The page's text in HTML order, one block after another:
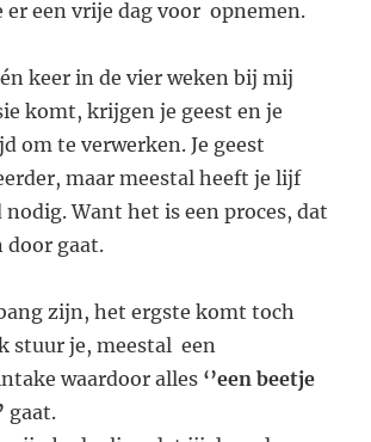
er een vrije dag voor opnemen.
keer in de vier weken bij mij
komt, krijgen je geest en je
om te verwerken. Je geest
maar meestal heeft je lijf
Want het is een proces, dat
door gaat.
zijn, het ergste komt toch
stuur je, meestal een
waardoor alles ‘’een beetje
gaat.